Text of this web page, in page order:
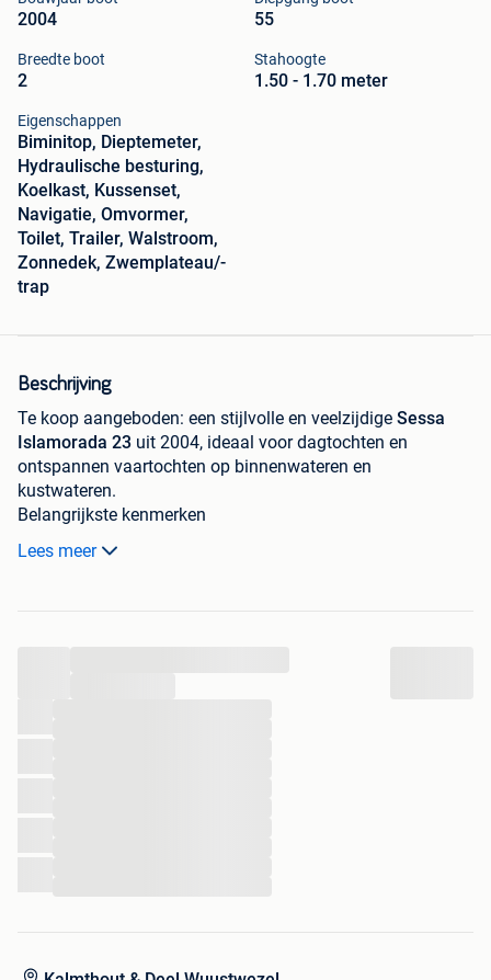
2004 55
Breedte boot
2
Stahoogte
1.50 - 1.70 meter
Eigenschappen
Biminitop, Dieptemeter,
Hydraulische besturing,
Koelkast, Kussenset,
Navigatie, Omvormer,
Toilet, Trailer, Walstroom,
Zonnedek, Zwemplateau/-
trap
Beschrijving
Te koop aangeboden: een stijlvolle en veelzijdige Sessa
Islamorada 23 uit 2004, ideaal voor dagtochten en
ontspannen vaartochten op binnenwateren en
kustwateren.
Belangrijkste kenmerken
Bouwjaar: 2004Motor: MerCruiser 4.3 EFI benzine 220
PKMotoruren: 734 uurBrandstoftank: 200 literWatertank:
Lees meer